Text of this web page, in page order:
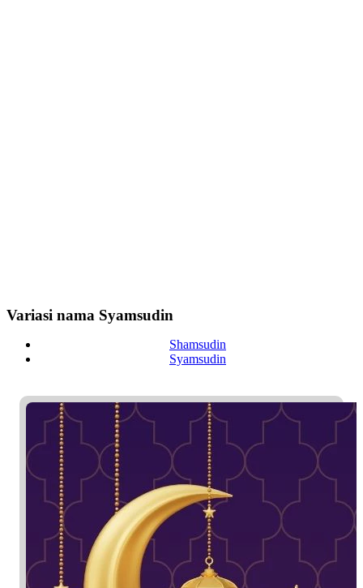
Variasi nama Syamsudin
Shamsudin
Syamsudin